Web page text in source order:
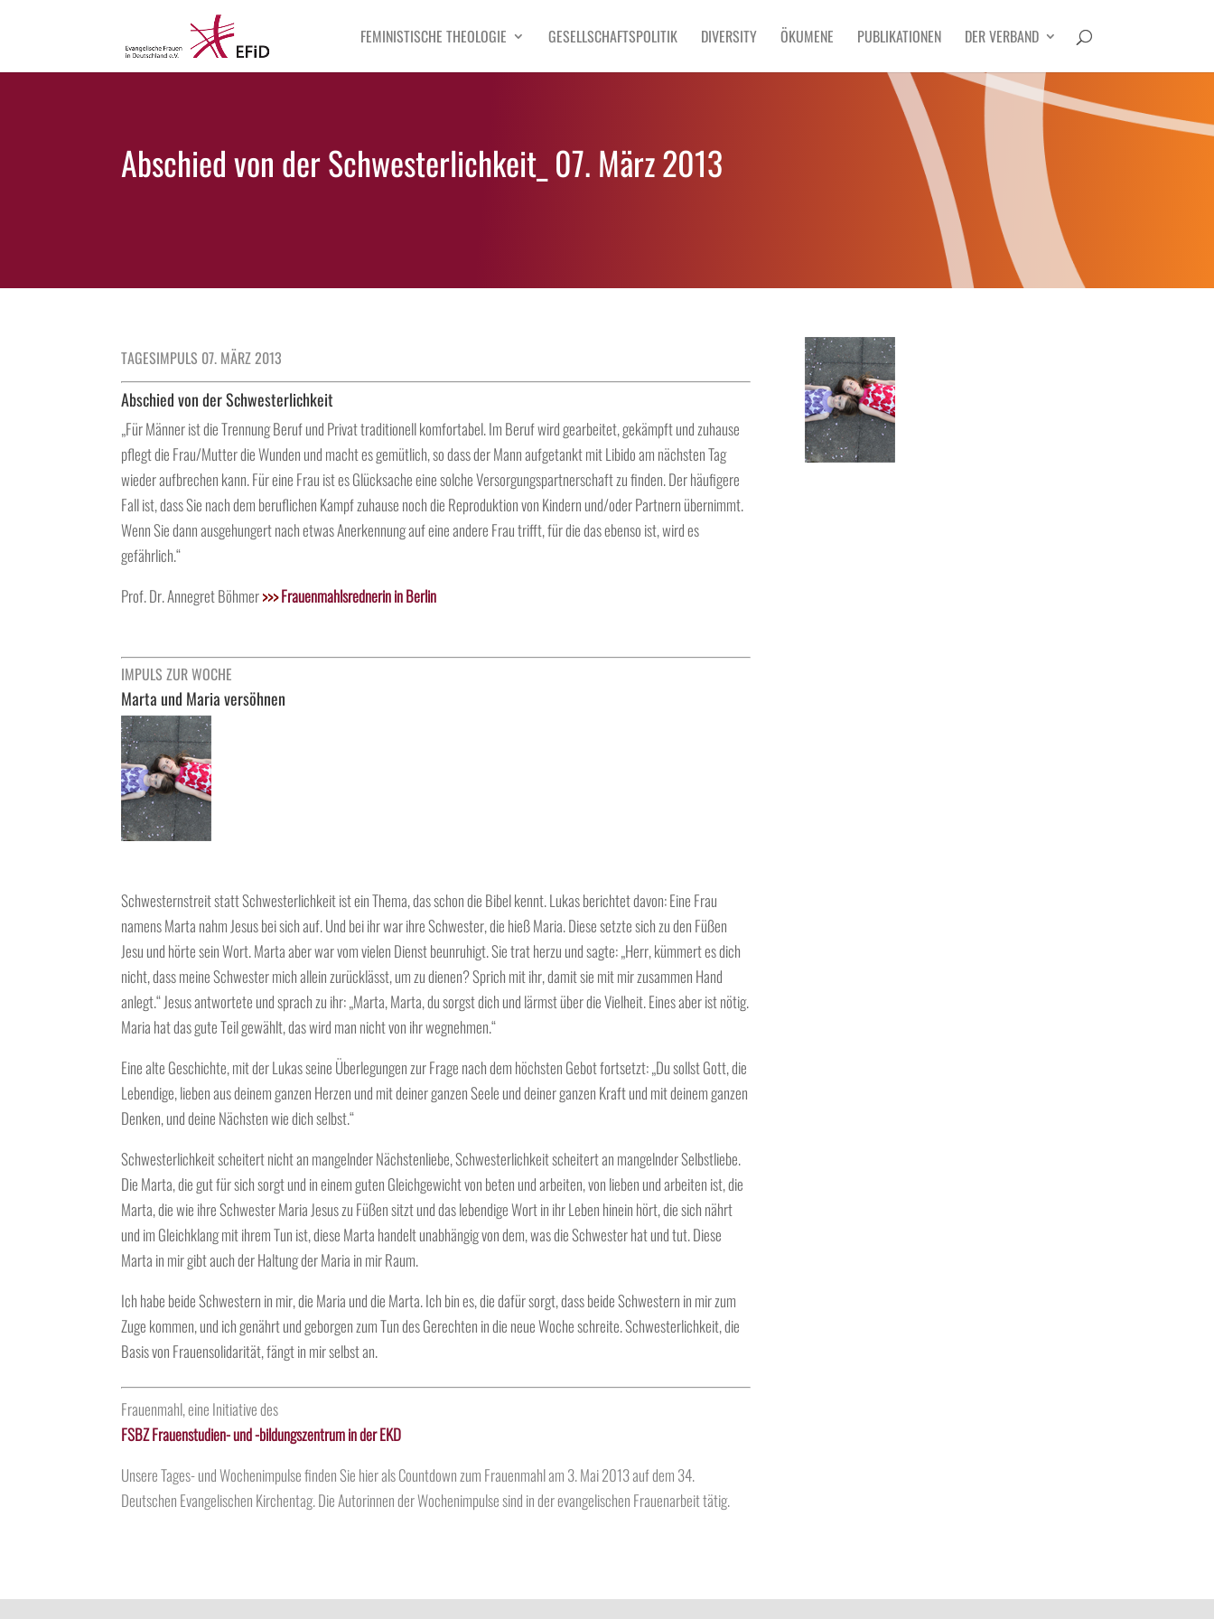
FEMINISTISCHE THEOLOGIE GESELLSCHAFTSPOLITIK DIVERSITY ÖKUMENE PUBLIKATIONEN DER VERBAND
Abschied von der Schwesterlichkeit_ 07. März 2013
TAGESIMPULS 07. MÄRZ 2013
Abschied von der Schwesterlichkeit
„Für Männer ist die Trennung Beruf und Privat traditionell komfortabel. Im Beruf wird gearbeitet, gekämpft und zuhause
pflegt die Frau/Mutter die Wunden und macht es gemütlich, so dass der Mann aufgetankt mit Libido am nächsten Tag
wieder aufbrechen kann. Für eine Frau ist es Glücksache eine solche Versorgungspartnerschaft zu finden. Der häufigere
Fall ist, dass Sie nach dem beruflichen Kampf zuhause noch die Reproduktion von Kindern und/oder Partnern übernimmt.
Wenn Sie dann ausgehungert nach etwas Anerkennung auf eine andere Frau trifft, für die das ebenso ist, wird es
gefährlich.“
Prof. Dr. Annegret Böhmer>>>Frauenmahlsrednerin in Berlin
IMPULS ZUR WOCHE
Marta und Maria versöhnen
Schwesternstreit statt Schwesterlichkeit ist ein Thema, das schon die Bibel kennt. Lukas berichtet davon: Eine Frau
namens Marta nahm Jesus bei sich auf. Und bei ihr war ihre Schwester, die hieß Maria. Diese setzte sich zu den Füßen
Jesu und hörte sein Wort. Marta aber war vom vielen Dienst beunruhigt. Sie trat herzu und sagte: „Herr, kümmert es dich
nicht, dass meine Schwester mich allein zurücklässt, um zu dienen? Sprich mit ihr, damit sie mit mir zusammen Hand
anlegt.“ Jesus antwortete und sprach zu ihr: „Marta, Marta, du sorgst dich und lärmst über die Vielheit. Eines aber ist nötig.
Maria hat das gute Teil gewählt, das wird man nicht von ihr wegnehmen.“
Eine alte Geschichte, mit der Lukas seine Überlegungen zur Frage nach dem höchsten Gebot fortsetzt: „Du sollst Gott, die
Lebendige, lieben aus deinem ganzen Herzen und mit deiner ganzen Seele und deiner ganzen Kraft und mit deinem ganzen
Denken, und deine Nächsten wie dich selbst.“
Schwesterlichkeit scheitert nicht an mangelnder Nächstenliebe, Schwesterlichkeit scheitert an mangelnder Selbstliebe.
Die Marta, die gut für sich sorgt und in einem guten Gleichgewicht von beten und arbeiten, von lieben und arbeiten ist, die
Marta, die wie ihre Schwester Maria Jesus zu Füßen sitzt und das lebendige Wort in ihr Leben hinein hört, die sich nährt
und im Gleichklang mit ihrem Tun ist, diese Marta handelt unabhängig von dem, was die Schwester hat und tut. Diese
Marta in mir gibt auch der Haltung der Maria in mir Raum.
Ich habe beide Schwestern in mir, die Maria und die Marta. Ich bin es, die dafür sorgt, dass beide Schwestern in mir zum
Zuge kommen, und ich genährt und geborgen zum Tun des Gerechten in die neue Woche schreite. Schwesterlichkeit, die
Basis von Frauensolidarität, fängt in mir selbst an.
Frauenmahl, eine Initiative des
FSBZ Frauenstudien- und -bildungszentrum in der EKD
Unsere Tages- und Wochenimpulse finden Sie hier als Countdown zum Frauenmahl am 3. Mai 2013 auf dem 34.
Deutschen Evangelischen Kirchentag. DieAutorinnender Wochenimpulse sind in der evangelischen Frauenarbeit tätig.